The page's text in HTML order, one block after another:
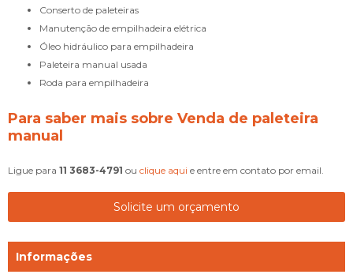
conserto de paleteiras
manutenção de empilhadeira elétrica
óleo hidráulico para empilhadeira
paleteira manual usada
roda para empilhadeira
Para saber mais sobre Venda de paleteira
manual
Ligue para 11 3683-4791 ou clique aqui e entre em contato por email.
Solicite um orçamento
Informações